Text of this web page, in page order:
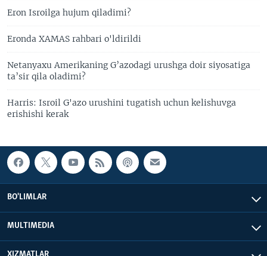
Eron Isroilga hujum qiladimi?
Eronda XAMAS rahbari o'ldirildi
Netanyaxu Amerikaning G’azodagi urushga doir siyosatiga
ta’sir qila oladimi?
Harris: Isroil G'azo urushini tugatish uchun kelishuvga
erishishi kerak
BO'LIMLAR
MULTIMEDIA